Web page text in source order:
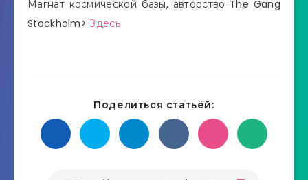
Магнат космической базы, авторство The Gang
Stockholm>Здесь
Поделиться статьёй: